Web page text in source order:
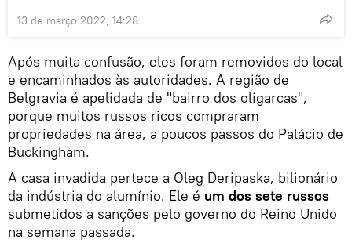
13 de março 2022, 14:28
Após muita confusão, eles foram removidos do local
e encaminhados às autoridades. A região de
Belgravia é apelidada de "bairro dos oligarcas",
porque muitos russos ricos compraram
propriedades na área, a poucos passos do Palácio de
Buckingham.
A casa invadida pertece a Oleg Deripaska, bilionário
da indústria do alumínio. Ele é um dos sete russos
submetidos a sanções pelo governo do Reino Unido
na semana passada.